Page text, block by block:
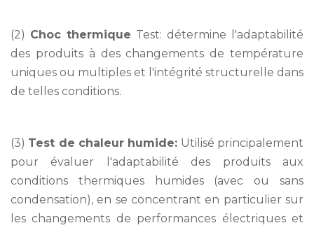
(2) Choc thermique Test: détermine l'adaptabilité
des produits à des changements de température
uniques ou multiples et l'intégrité structurelle dans
de telles conditions.
(3) Test de chaleur humide: Utilisé principalement
pour évaluer l'adaptabilité des produits aux
conditions thermiques humides (avec ou sans
condensation), en se concentrant en particulier sur
les changements de performances électriques et